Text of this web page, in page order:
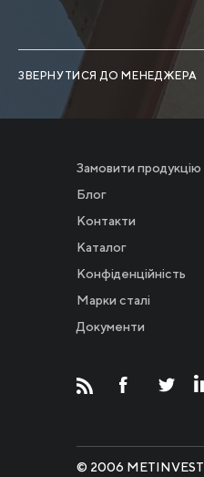
ЗВЕРНУТИСЯ ДО МЕНЕДЖЕРА
Замовити продукцію
Блог
Контакти
Каталог
Конфіденційність
Марки сталі
Документи
Новости
Инвесторам
© 2006 METINVEST